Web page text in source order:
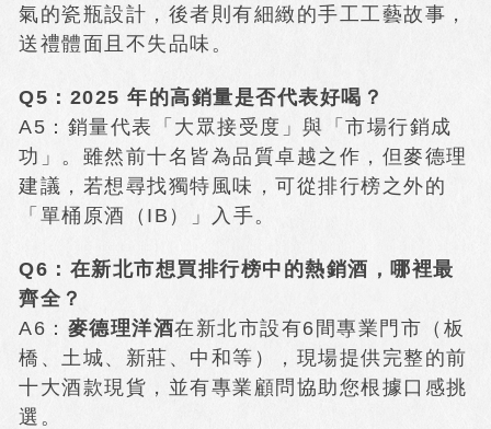
氣的瓷瓶設計，後者則有細緻的手工工藝故事，
送禮體面且不失品味。
Q5：2025 年的高銷量是否代表好喝？
A5：銷量代表「大眾接受度」與「市場行銷成
功」。雖然前十名皆為品質卓越之作，但麥德理
建議，若想尋找獨特風味，可從排行榜之外的
「單桶原酒（IB）」入手。
Q6：在新北市想買排行榜中的熱銷酒，哪裡最
齊全？
A6： 麥德理洋酒在新北市設有6間專業門市（板
橋、土城、新莊、中和等），現場提供完整的前
十大酒款現貨，並有專業顧問協助您根據口感挑
選。